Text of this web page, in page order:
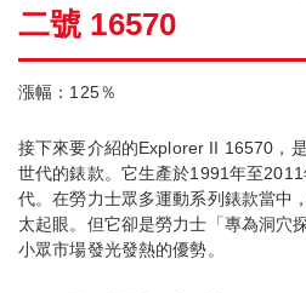
二號 16570
漲幅：125％
接下來要介紹的Explorer II 16570，
世代的錶款。它生產於1991年至
代。在勞力士眾多運動系列錶款當中
太起眼。但它卻是勞力士「專為洞穴
小眾市場發光發熱的優勢。